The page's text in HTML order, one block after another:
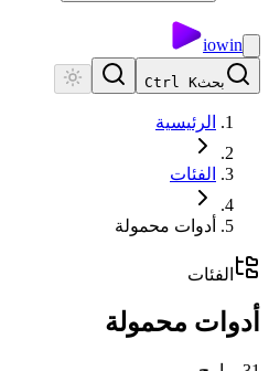
iowin
بحثCtrl K
الرئيسية
الفئات
أدوات محمولة
الفئات
أدوات محمولة